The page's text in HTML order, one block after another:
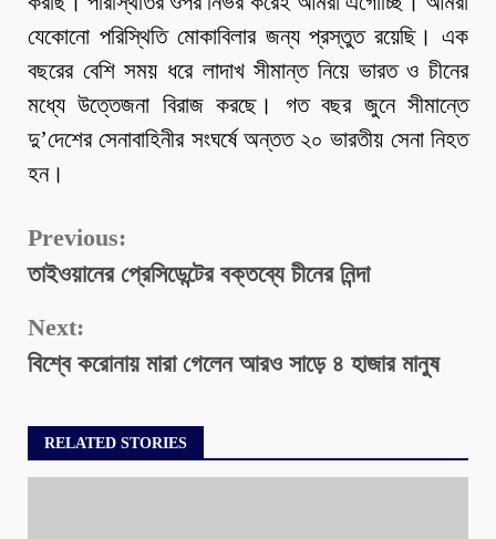
যেকোনো পরিস্থিতি মোকাবিলার জন্য প্রস্তুত রয়েছি। এক
বছরের বেশি সময় ধরে লাদাখ সীমান্ত নিয়ে ভারত ও চীনের
মধ্যে উত্তেজনা বিরাজ করছে। গত বছর জুনে সীমান্তে
দু’দেশের সেনাবাহিনীর সংঘর্ষে অন্তত ২০ ভারতীয় সেনা নিহত
হন।
Continue
Reading
Previous:
তাইওয়ানের প্রেসিডেন্টের বক্তব্যে চীনের নিন্দা
Next:
বিশ্বে করোনায় মারা গেলেন আরও সাড়ে ৪ হাজার মানুষ
RELATED STORIES